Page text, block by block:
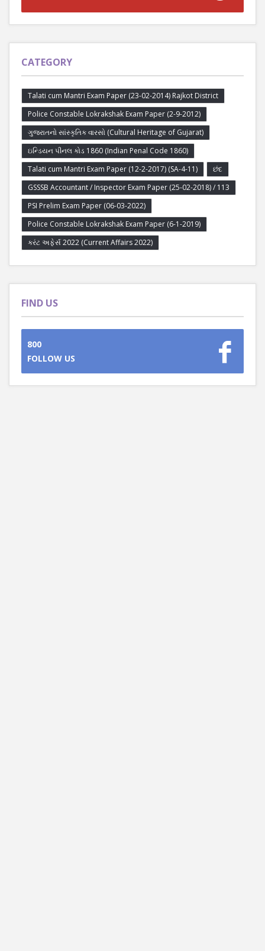
CATEGORY
Talati cum Mantri Exam Paper (23-02-2014) Rajkot District
Police Constable Lokrakshak Exam Paper (2-9-2012)
ગુજરાતનો સાંસ્કૃતિક વારસો (Cultural Heritage of Gujarat)
ઇન્ડિયન પીનલ કોડ 1860 (Indian Penal Code 1860)
Talati cum Mantri Exam Paper (12-2-2017) (SA-4-11)
છંદ
GSSSB Accountant / Inspector Exam Paper (25-02-2018) / 113
PSI Prelim Exam Paper (06-03-2022)
Police Constable Lokrakshak Exam Paper (6-1-2019)
કરંટ અફેર્સ 2022 (Current Affairs 2022)
FIND US
800
FOLLOW US